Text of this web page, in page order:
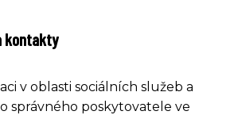
kontakty
v oblasti sociálních služeb a
správného poskytovatele ve